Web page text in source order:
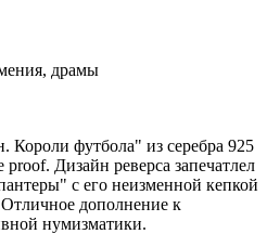
драмы
футбола" из серебра 925
Дизайн реверса запечатлел
с его неизменной кепкой
дополнение к
нумизматики.